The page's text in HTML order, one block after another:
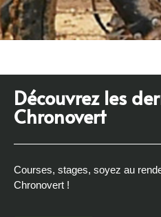
Découvrez les
Chronovert
Courses, stages, soyez au
Chronovert !